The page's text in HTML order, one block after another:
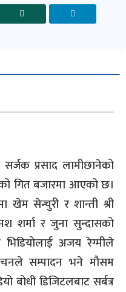
प्रसाद लामीछानेको
गित बजारमा आएको छ।
खेम सेन्चुरी र शान्ती श्री
शर्मा र जुना सुन्दासको
अजय रेग्मीले
सम्पादन भने मौसम
बोधी डिजिटलबाट सर्बत्र